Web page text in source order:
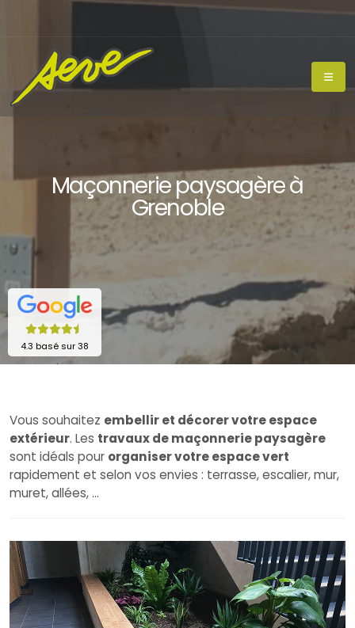
Maçonnerie paysagère à
Grenoble
4.3 basé sur 38
avis
Vous souhaitez embellir et décorer votre espace
extérieur. Les travaux de maçonnerie paysagère
sont idéals pour organiser votre espace vert
rapidement et selon vos envies : terrasse, escalier, mur,
muret, allées, …